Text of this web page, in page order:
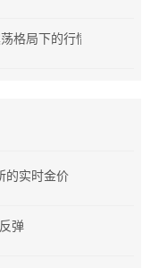
格局下的行情前瞻
的实时金价
弹